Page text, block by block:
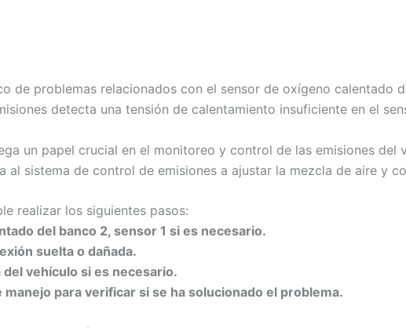
de problemas relacionados con el sensor de oxígeno calentado
detecta una tensión de calentamiento insuficiente en el
un papel crucial en el monitoreo y control de las emisiones del
al sistema de control de emisiones a ajustar la mezcla de aire y
realizar los siguientes pasos:
del banco 2, sensor 1 si es necesario.
suelta o dañada.
vehículo si es necesario.
para verificar si se ha solucionado el problema.